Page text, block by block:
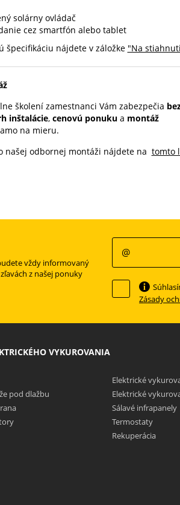
solárny ovládač
cez smartfón alebo tablet
špecifikáciu nájdete v záložke "Na
školení zamestnanci Vám zabezpečia
inštalácie, cenovú ponukua montáž
na mieru.
našej odbornej montáži nájdete na tomto
vždy informovaný
z našej ponuky
Zásady
VYKUROVANIA
Elektrické
pod dlažbu
Elektrické
Sálavé infrapanely
Termostaty
Rekuperácia